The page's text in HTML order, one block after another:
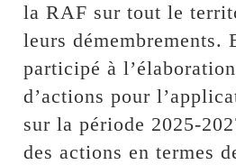
la RAF sur tout le
leurs démembrements.
participé à
d’actions pour
sur la période 2025-
des actions en termes